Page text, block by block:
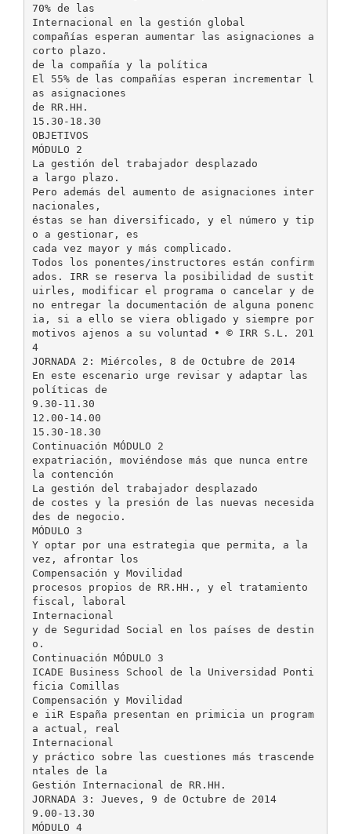
70% de las
Internacional en la gestión global
compañías esperan aumentar las asignaciones a
corto plazo.
de la compañía y la política
El 55% de las compañías esperan incrementar l
as asignaciones
de RR.HH.
15.30-18.30
OBJETIVOS
MÓDULO 2
La gestión del trabajador desplazado
a largo plazo.
Pero además del aumento de asignaciones inter
nacionales,
éstas se han diversificado, y el número y tip
o a gestionar, es
cada vez mayor y más complicado.
Todos los ponentes/instructores están confirm
ados. IRR se reserva la posibilidad de sustit
uirles, modificar el programa o cancelar y de
no entregar la documentación de alguna ponenc
ia, si a ello se viera obligado y siempre por
motivos ajenos a su voluntad • © IRR S.L. 201
4
JORNADA 2: Miércoles, 8 de Octubre de 2014
En este escenario urge revisar y adaptar las
políticas de
9.30-11.30
12.00-14.00
15.30-18.30
Continuación MÓDULO 2
expatriación, moviéndose más que nunca entre
la contención
La gestión del trabajador desplazado
de costes y la presión de las nuevas necesida
des de negocio.
MÓDULO 3
Y optar por una estrategia que permita, a la
vez, afrontar los
Compensación y Movilidad
procesos propios de RR.HH., y el tratamiento
fiscal, laboral
Internacional
y de Seguridad Social en los países de destin
o.
Continuación MÓDULO 3
ICADE Business School de la Universidad Ponti
ficia Comillas
Compensación y Movilidad
e iiR España presentan en primicia un program
a actual, real
Internacional
y práctico sobre las cuestiones más trascende
ntales de la
Gestión Internacional de RR.HH.
JORNADA 3: Jueves, 9 de Octubre de 2014
9.00-13.30
MÓDULO 4